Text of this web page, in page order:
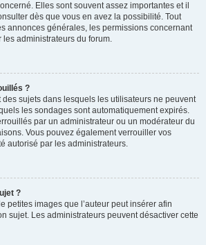
Elles sont souvent assez importantes et il
dès que vous en avez la possibilité. Tout
annonces générales, les permissions concernant
les administrateurs du forum.
?
des sujets dans lesquels les utilisateurs ne peuvent
les sondages sont automatiquement expirés.
par un administrateur ou un modérateur du
Vous pouvez également verrouiller vos
autorisé par les administrateurs.
?
petites images que l’auteur peut insérer afin
sujet. Les administrateurs peuvent désactiver cette